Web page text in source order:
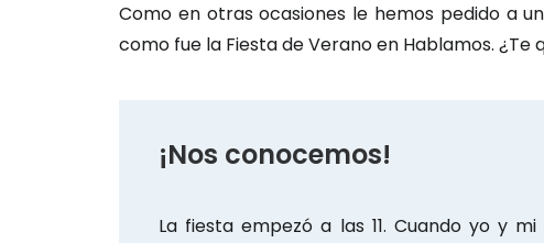
Como en otras ocasiones le hemos pedido a
como fue la Fiesta de Verano en Hablamos. ¿Te
¡Nos conocemos!
La fiesta empezó a las 11. Cuando yo y